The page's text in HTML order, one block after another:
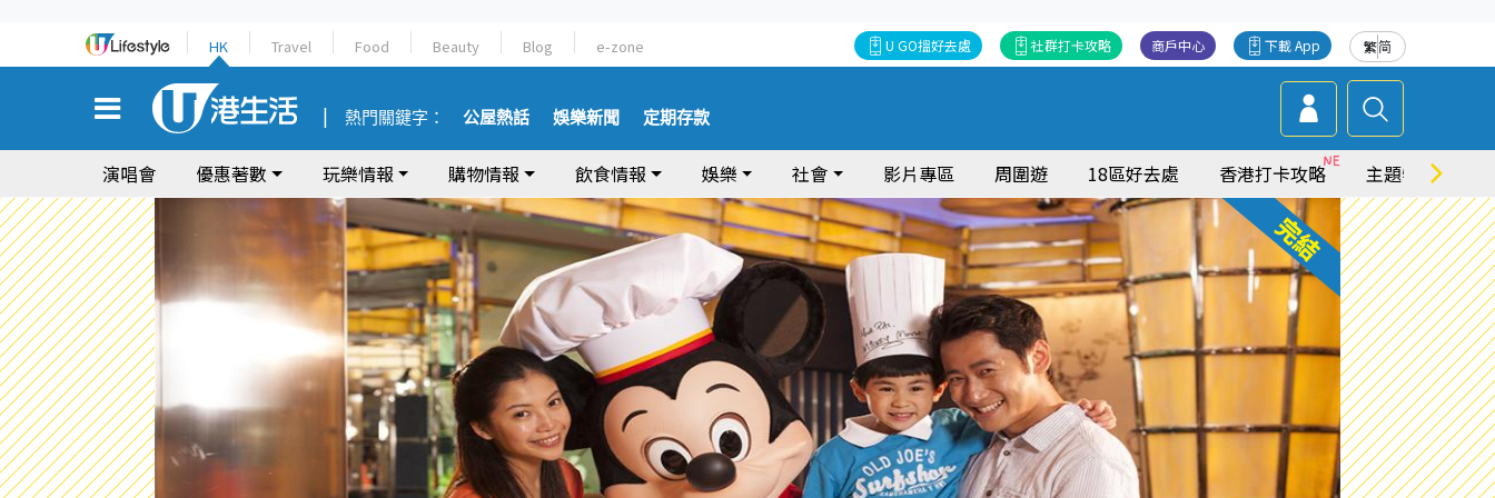
HK Travel Food Beauty Blog e-zone 繁简
下載 App
商戶中心
社群打卡攻略
U GO搵好去處
熱門關鍵字： 公屋熱話 娛樂新聞 定期存款
演唱會 優惠著數 玩樂情報 購物情報 飲食情報 娛樂 社會 影片專區 周圍遊 18區好去處 香港打卡攻略 主題特集